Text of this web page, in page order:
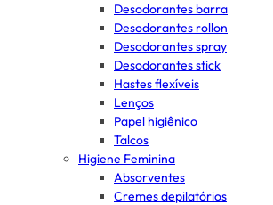
Desodorantes barra
Desodorantes rollon
Desodorantes spray
Desodorantes stick
Hastes flexíveis
Lenços
Papel higiênico
Talcos
Higiene Feminina
Absorventes
Cremes depilatórios